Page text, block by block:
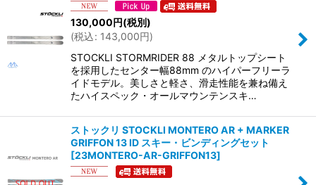
130,000円(税別)
(税込: 143,000円)
STOCKLI STORMRIDER 88 メタルトップシート
を採用したセンター幅88mm のハイパーフリーラ
イドモデル。美しさと軽さ、滑走性能を兼ね備え
たハイスペック・オールマウンテンスキ…
ストックリ STOCKLI MONTERO AR + MARKER
GRIFFON 13 ID スキー・ビンディングセット
[23MONTERO-AR-GRIFFON13]